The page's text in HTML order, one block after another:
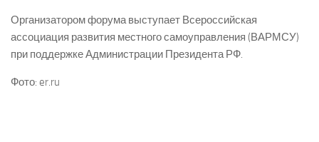
Организатором форума выступает Всероссийская
ассоциация развития местного самоуправления (ВАРМСУ)
при поддержке Администрации Президента РФ.
Фото: er.ru